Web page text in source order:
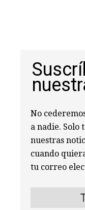
No
a nadie. Solo
nuestras
cuando
tu correo